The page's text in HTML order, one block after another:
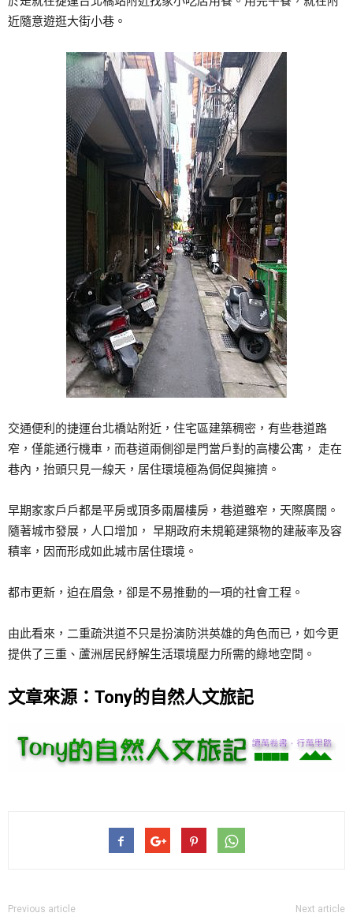
近隨意遊逛大街小巷。
交通便利的捷運台北橋站附近，住宅區建築稠密，有些巷道路
窄，僅能通行機車，而巷道兩側卻是門當戶對的高樓公寓， 走在
巷內，抬頭只見一線天，居住環境極為侷促與擁擠。
早期家家戶戶都是平房或頂多兩層樓房，巷道雖窄，天際廣闊。
隨著城市發展，人口增加， 早期政府未規範建築物的建蔽率及容
積率，因而形成如此城市居住環境。
都市更新，迫在眉急，卻是不易推動的一項的社會工程。
由此看來，二重疏洪道不只是扮演防洪英雄的角色而已，如今更
提供了三重、蘆洲居民紓解生活環境壓力所需的綠地空間。
文章來源：Tony的自然人文旅記
Previous article Next article